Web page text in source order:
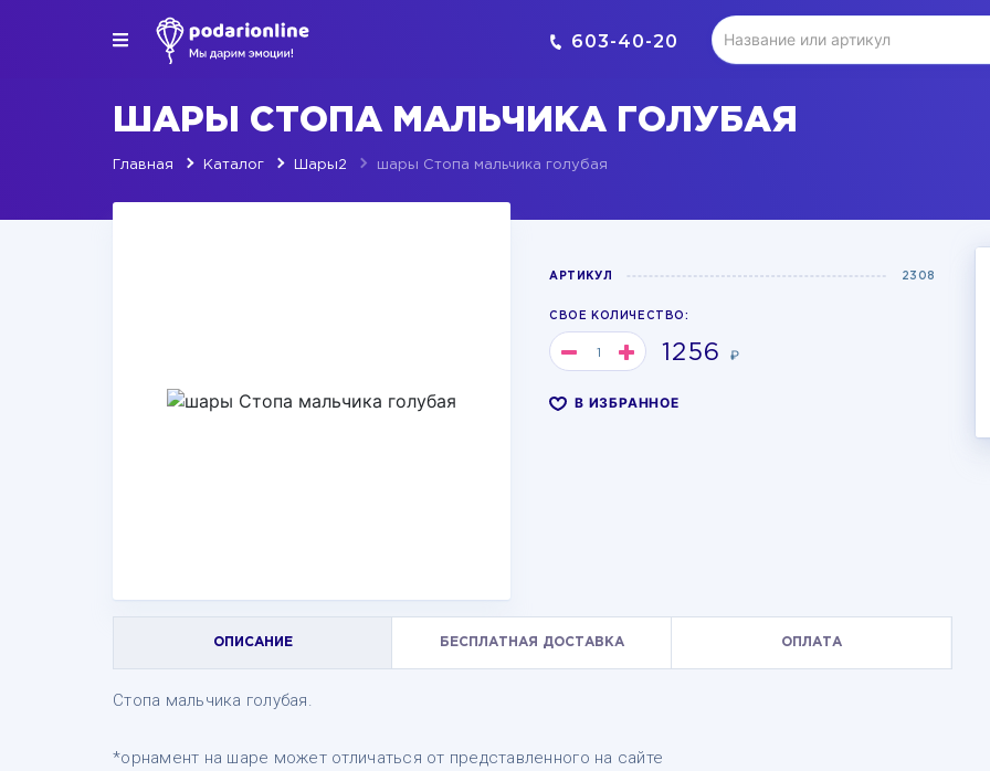
603-40-20
ШАРЫ СТОПА МАЛЬЧИКА ГОЛУБАЯ
Главная Каталог Шары2 шары Стопа мальчика голубая
АРТИКУЛ 2308
СВОЕ КОЛИЧЕСТВО:
1256 ₽
В ИЗБРАННОЕ
ОПИСАНИЕ БЕСПЛАТНАЯ ДОСТАВКА ОПЛАТА
Стопа мальчика голубая.
*орнамент на шаре может отличаться от представленного на сайте